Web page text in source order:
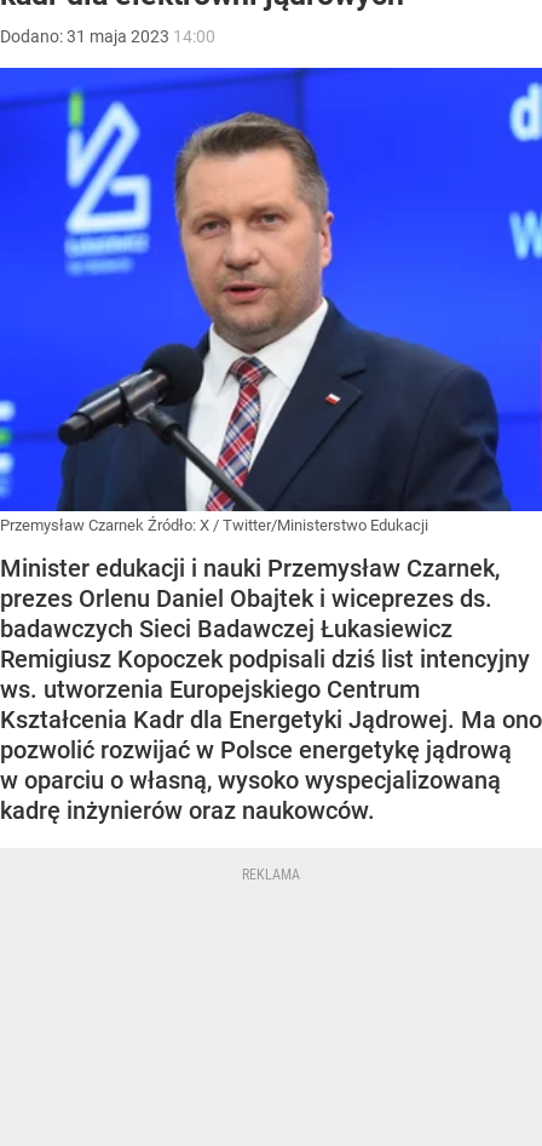
Dodano:31 maja 2023 14:00
Przemysław Czarnek Źródło: X / Twitter/Ministerstwo Edukacji
Minister edukacji i nauki Przemysław Czarnek,
prezes Orlenu Daniel Obajtek i wiceprezes ds.
badawczych Sieci Badawczej Łukasiewicz
Remigiusz Kopoczek podpisali dziś list intencyjny
ws. utworzenia Europejskiego Centrum
Kształcenia Kadr dla Energetyki Jądrowej. Ma ono
pozwolić rozwijać w Polsce energetykę jądrową
w oparciu o własną, wysoko wyspecjalizowaną
kadrę inżynierów oraz naukowców.